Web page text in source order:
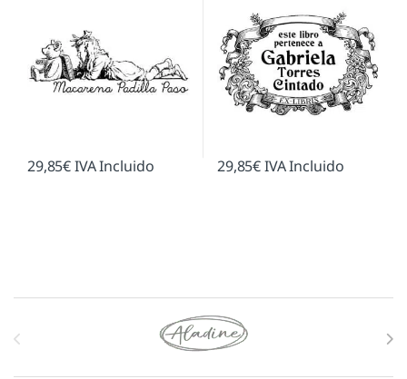
29,85€IVA Incluido 29,85€IVA Incluido
Marcas De Carrusel